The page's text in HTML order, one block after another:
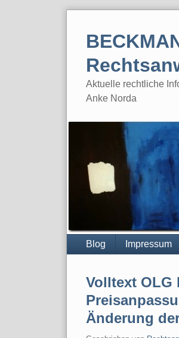
Aktuelle rechtliche
Anke Norda
Blog Impressum
Volltext OLG
Änderung